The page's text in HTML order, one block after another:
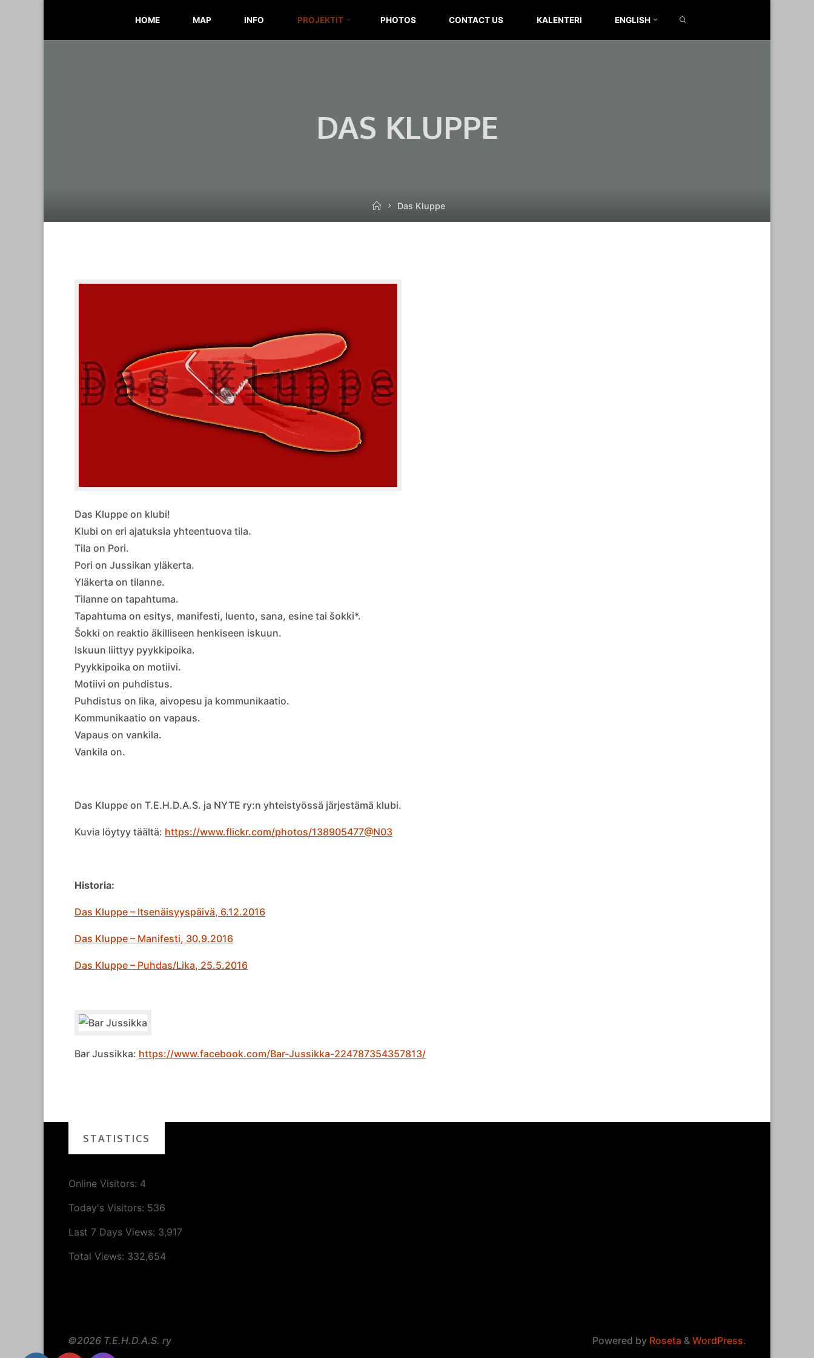
HOME MAP INFO PROJEKTIT PHOTOS CONTACT US KALENTERI ENGLISH
DAS KLUPPE
HomeDas Kluppe
Das Kluppe on klubi!
Klubi on eri ajatuksia yhteentuova tila.
Tila on Pori.
Pori on Jussikan yläkerta.
Yläkerta on tilanne.
Tilanne on tapahtuma.
Tapahtuma on esitys, manifesti, luento, sana, esine tai šokki*.
Šokki on reaktio äkilliseen henkiseen iskuun.
Iskuun liittyy pyykkipoika.
Pyykkipoika on motiivi.
Motiivi on puhdistus.
Puhdistus on lika, aivopesu ja kommunikaatio.
Kommunikaatio on vapaus.
Vapaus on vankila.
Vankila on.
Das Kluppe on T.E.H.D.A.S. ja NYTE ry:n yhteistyössä järjestämä klubi.
Kuvia löytyy täältä: https://www.flickr.com/photos/138905477@N03
Historia:
Das Kluppe – Itsenäisyyspäivä, 6.12.2016
Das Kluppe – Manifesti, 30.9.2016
Das Kluppe – Puhdas/Lika, 25.5.2016
Bar Jussikka: https://www.facebook.com/Bar-Jussikka-224787354357813/
STATISTICS
Online Visitors: 4
Today's Visitors: 536
Last 7 Days Views: 3,917
Total Views: 332,654
Powered by Roseta & WordPress.
©2026 T.E.H.D.A.S. ry